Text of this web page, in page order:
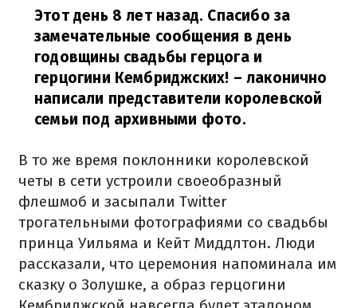
Этот день 8 лет назад. Спасибо за
замечательные сообщения в день
годовщины свадьбы герцога и
герцогини Кембриджских! – лаконично
написали представители королевской
семьи под архивными фото.
В то же время поклонники королевской
четы в сети устроили своеобразный
флешмоб и засыпали Twitter
трогательными фотографиями со свадьбы
принца Уильяма и Кейт Миддлтон. Люди
рассказали, что церемония напоминала им
сказку о Золушке, а образ герцогини